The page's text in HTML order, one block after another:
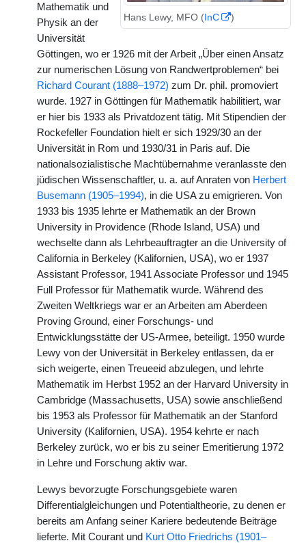
Hans Lewy, MFO (InC )
Mathematik und
Physik an der
Universität
Göttingen, wo er 1926 mit der Arbeit „Über einen Ansatz
zur numerischen Lösung von Randwertproblemen“ bei
Richard Courant (1888–1972) zum Dr. phil. promoviert
wurde. 1927 in Göttingen für Mathematik habilitiert, war
er hier bis 1933 als Privatdozent tätig. Mit Stipendien der
Rockefeller Foundation hielt er sich 1929/30 an der
Universität in Rom und 1930/31 in Paris auf. Die
nationalsozialistische Machtübernahme veranlasste den
jüdischen Wissenschaftler, u. a. auf Anraten von Herbert
Busemann (1905–1994), in die USA zu emigrieren. Von
1933 bis 1935 lehrte er Mathematik an der Brown
University in Providence (Rhode Island, USA) und
wechselte dann als Lehrbeauftragter an die University of
California in Berkeley (Kalifornien, USA), wo er 1937
Assistant Professor, 1941 Associate Professor und 1945
Full Professor für Mathematik wurde. Während des
Zweiten Weltkriegs war er an Arbeiten am Aberdeen
Proving Ground, einer Forschungs- und
Entwicklungsstätte der US-Armee, beteiligt. 1950 wurde
Lewy von der Universität in Berkeley entlassen, da er
sich weigerte, einen Treueeid abzulegen, und lehrte
Mathematik im Herbst 1952 an der Harvard University in
Cambridge (Massachusetts, USA) sowie anschließend
bis 1953 als Professor für Mathematik an der Stanford
University (Kalifornien, USA). 1954 kehrte er nach
Berkeley zurück, wo er bis zu seiner Emeritierung 1972
in Lehre und Forschung aktiv war.
Lewys bevorzugte Forschungsgebiete waren
Differentialgleichungen und Potentialtheorie, zu denen er
bereits am Anfang seiner Kariere bedeutende Beiträge
lieferte. Mit Courant und Kurt Otto Friedrichs (1901–